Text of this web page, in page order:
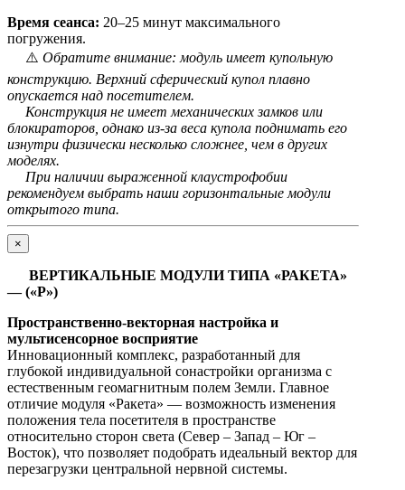
Время сеанса: 20–25 минут максимального
погружения.
⚠️ Обратите внимание: модуль имеет купольную
конструкцию. Верхний сферический купол плавно
опускается над посетителем.
Конструкция не имеет механических замков или
блокираторов, однако из-за веса купола поднимать его
изнутри физически несколько сложнее, чем в других
моделях.
При наличии выраженной клаустрофобии
рекомендуем выбрать наши горизонтальные модули
открытого типа.
×
ВЕРТИКАЛЬНЫЕ МОДУЛИ ТИПА «РАКЕТА»
— («Р»)
Пространственно-векторная настройка и
мультисенсорное восприятие
Инновационный комплекс, разработанный для
глубокой индивидуальной сонастройки организма с
естественным геомагнитным полем Земли. Главное
отличие модуля «Ракета» — возможность изменения
положения тела посетителя в пространстве
относительно сторон света (Север – Запад – Юг –
Восток), что позволяет подобрать идеальный вектор для
перезагрузки центральной нервной системы.